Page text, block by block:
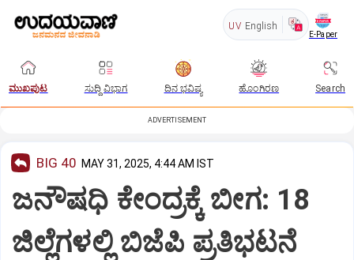
UV English
E-Paper
ಮುಖಪುಟ ಸುದ್ದಿ ವಿಭಾಗ ದಿನ ಭವಿಷ್ಯ ಹೊಂಗಿರಣ Search
ADVERTISEMENT
BIG 40 MAY 31, 2025, 4:44 AM IST
ಜನೌಷಧಿ ಕೇಂದ್ರಕ್ಕೆ ಬೀಗ: 18
ಜಿಲ್ಲೆಗಳಲ್ಲಿ ಬಿಜೆಪಿ ಪ್ರತಿಭಟನೆ